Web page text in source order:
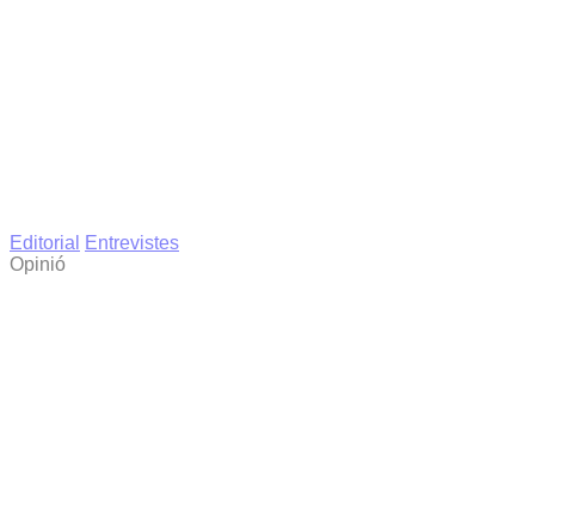
Editorial
Entrevistes
Opinió